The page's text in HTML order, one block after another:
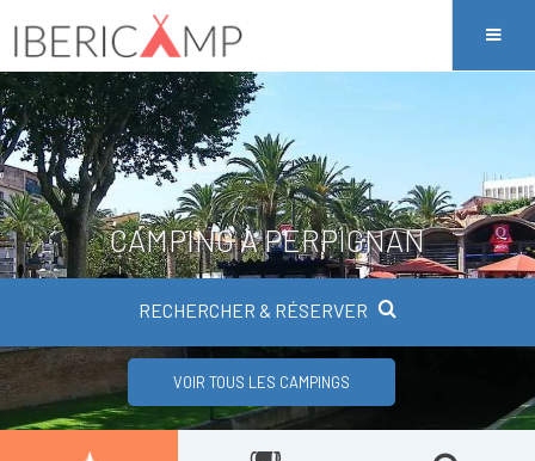
CAMPING À PERPIGNAN
RECHERCHER & RÉSERVER
VOIR TOUS LES CAMPINGS